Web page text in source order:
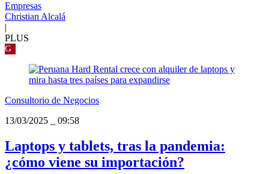
Empresas
Christian Alcalá
|
PLUS
G
Consultorio de Negocios
13/03/2025
09:58
Laptops y tablets, tras la pandemia:
¿cómo viene su importación?